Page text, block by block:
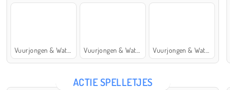
ACTIE SPELLETJES